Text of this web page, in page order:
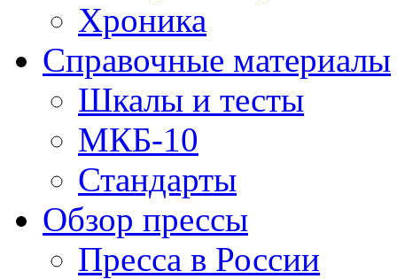
Хроника
Справочные материалы
Шкалы и тесты
МКБ-10
Стандарты
Обзор прессы
Пресса в России